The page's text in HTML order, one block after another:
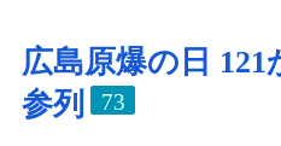
広島原爆の日 121
参列
73